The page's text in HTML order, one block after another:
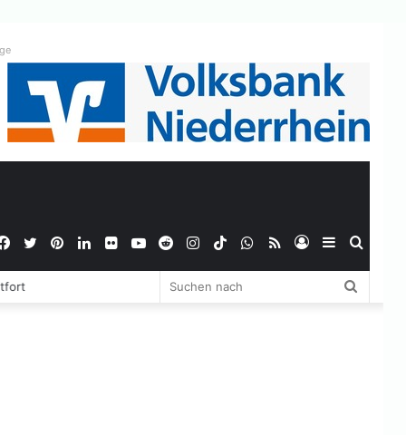
Sidebar
Anmelden
RSS
WhatsApp
TikTok
Instagram
Reddit
YouTube
Flickr
LinkedIn
Pinterest
Twitter
Facebook